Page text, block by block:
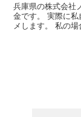
兵庫県の株式会社
金です。 実際に
メします。 私の